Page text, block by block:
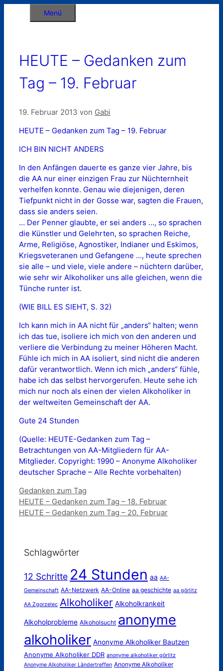
Menü
HEUTE – Gedanken zum
Tag – 19. Februar
19. Februar 2013 von Gabi
HEUTE – Gedanken zum Tag – 19. Februar
ICH BIN NICHT ANDERS
In den Anfängen dauerte es ganze vier Jahre, bis
die AA nur einer einzigen Frau zur Nüchternheit
verhelfen konnte. Genau wie diejenigen, deren
Tiefpunkt nicht in der Gosse war, sagten die Frauen,
dass sie anders seien.
… Der Penner glaubte, er sei anders …, so sprachen
die Künstler und Gelehrten, so sprachen Reiche,
Arme, Religiöse, Agnostiker, Indianer und Eskimos,
Kriegsveteranen und Gefangene …, heute sprechen
sie alle – und viele, viele andere – nüchtern darüber,
wie sehr wir Alkoholiker uns alle gleichen, wenn die
Tünche runter ist.
(WIE BILL ES SIEHT, S. 32)
Ich kann mich in AA nicht für „anders“ halten; wenn
ich das tue, isoliere ich mich von den anderen und
verliere die Verbindung zu meiner Höheren Macht.
Fühle ich mich in AA isoliert, sind nicht die anderen
dafür verantwortlich. Wenn ich mich „anders“ fühle,
habe ich das selbst hervorgerufen. Heute sehe ich
mich nur noch als einen der vielen Alkoholiker in
der weltweiten Gemeinschaft der AA.
Gute 24 Stunden
(Quelle: HEUTE-Gedanken zum Tag –
Betrachtungen von AA-Mitgliedern für AA-
Mitglieder. Copyright: 1990 – Anonyme Alkoholiker
deutscher Sprache – Alle Rechte vorbehalten)
Kategorien
Gedanken zum Tag
HEUTE – Gedanken zum Tag – 18. Februar
HEUTE – Gedanken zum Tag – 20. Februar
Schlagwörter
12 Schritte 24 Stunden aa AA-
Gemeinschaft AA-Netzwerk AA-Online aa geschichte aa görlitz
AA Zgorzelec Alkoholiker Alkoholkrankeit
Alkoholprobleme Alkoholsucht anonyme
alkoholiker Anonyme Alkoholiker Bautzen
Anonyme Alkoholiker DDR anonyme alkoholiker görlitz
Anonyme Alkoholiker Ländertreffen Anonyme Alkoholiker